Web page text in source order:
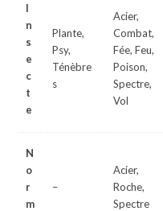
I
n
s
e
c
t
e
Plante,
Psy,
Ténèbre
s
Acier,
Combat,
Fée, Feu,
Poison,
Spectre,
Vol
N
o
r
m
–
Acier,
Roche,
Spectre